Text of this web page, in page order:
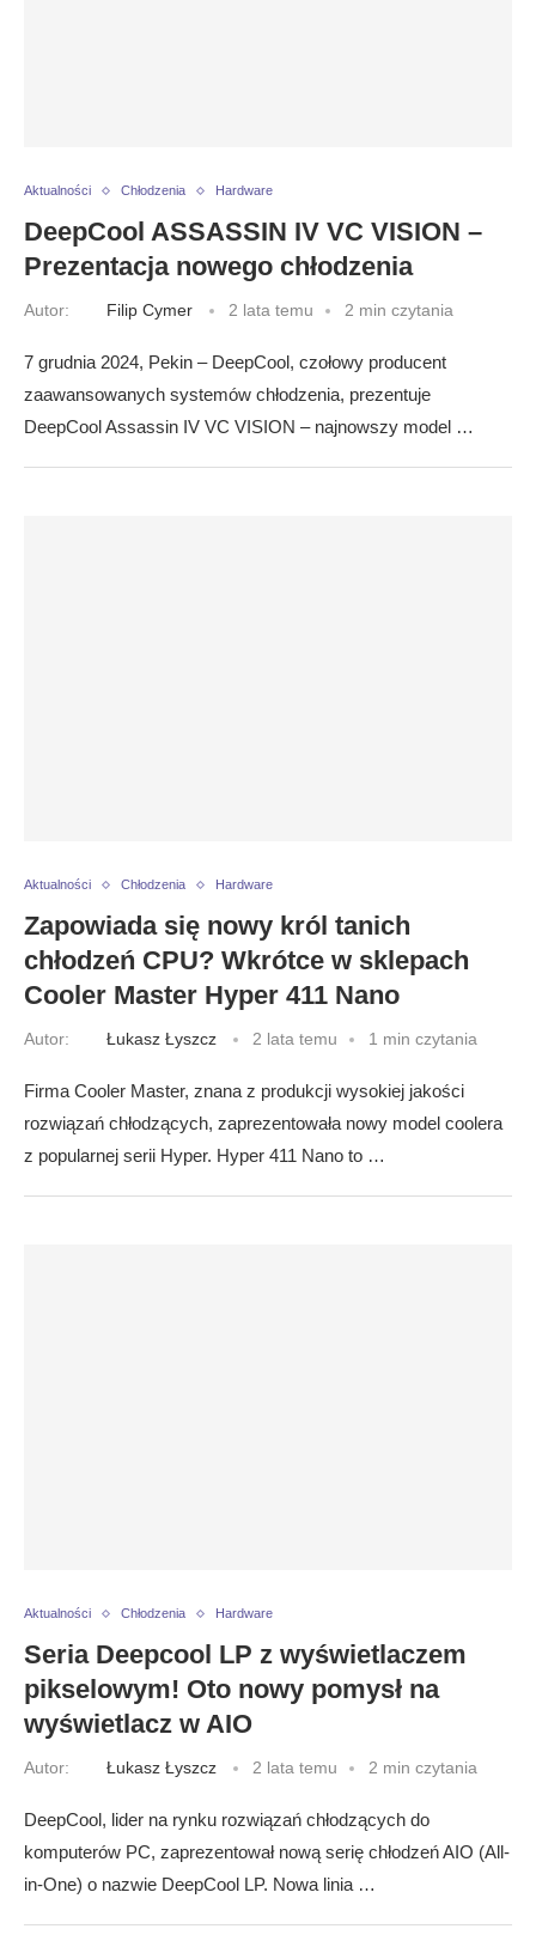
Aktualności Chłodzenia Hardware
DeepCool ASSASSIN IV VC VISION –
Prezentacja nowego chłodzenia
Autor: Filip Cymer 2 lata temu 2 min czytania
7 grudnia 2024, Pekin – DeepCool, czołowy producent
zaawansowanych systemów chłodzenia, prezentuje
DeepCool Assassin IV VC VISION – najnowszy model …
Aktualności Chłodzenia Hardware
Zapowiada się nowy król tanich
chłodzeń CPU? Wkrótce w sklepach
Cooler Master Hyper 411 Nano
Autor: Łukasz Łyszcz 2 lata temu 1 min czytania
Firma Cooler Master, znana z produkcji wysokiej jakości
rozwiązań chłodzących, zaprezentowała nowy model coolera
z popularnej serii Hyper. Hyper 411 Nano to …
Aktualności Chłodzenia Hardware
Seria Deepcool LP z wyświetlaczem
pikselowym! Oto nowy pomysł na
wyświetlacz w AIO
Autor: Łukasz Łyszcz 2 lata temu 2 min czytania
DeepCool, lider na rynku rozwiązań chłodzących do
komputerów PC, zaprezentował nową serię chłodzeń AIO (All-
in-One) o nazwie DeepCool LP. Nowa linia …